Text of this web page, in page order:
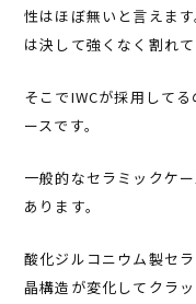
性はほぼ無いと言えま
は決して強くなく割れ
そこでIWCが採用して
ースです。
一般的なセラミックケ
あります。
酸化ジルコニウム製セ
晶構造が変化してクラ